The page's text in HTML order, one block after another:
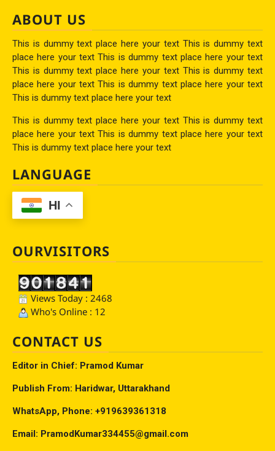
ABOUT US
This is dummy text place here your text This is dummy text
place here your text This is dummy text place here your text
This is dummy text place here your text This is dummy text
place here your text This is dummy text place here your text
This is dummy text place here your text
This is dummy text place here your text This is dummy text
place here your text This is dummy text place here your text
This is dummy text place here your text
LANGUAGE
HI
OURVISITORS
Views Today : 2468
Who's Online : 12
CONTACT US
Editor in Chief: Pramod Kumar
Publish From: Haridwar, Uttarakhand
WhatsApp, Phone: +919639361318
Email: PramodKumar334455@gmail.com